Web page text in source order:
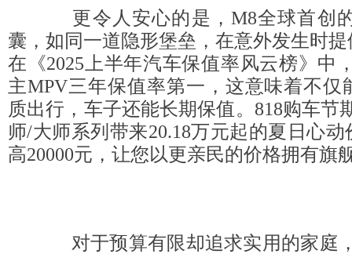
更令人安心的是，M8全球首创的
囊，如同一道隐形堡垒，在意外发生时
在《2025上半年汽车保值率风云榜》中
主MPV三年保值率第一，这意味着不仅
质出行，车子还能长期保值。818购车节
师/大师系列带来20.18万元起的夏日心
高20000元，让您以更亲民的价格拥有旗
对于预算有限却追求实用的家庭